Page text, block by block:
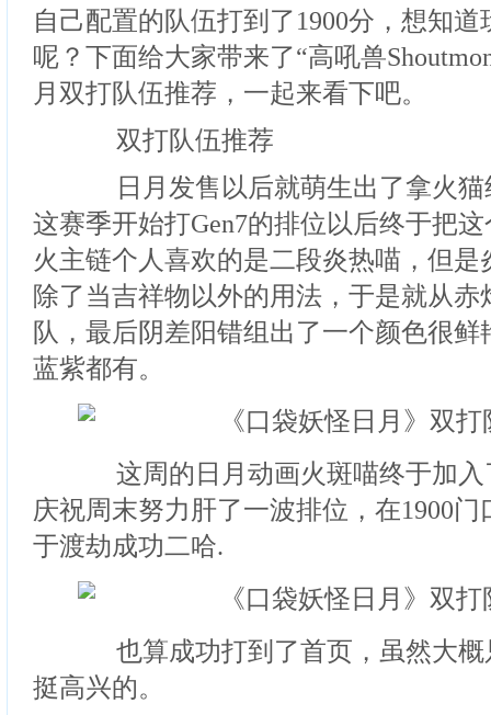
自己配置的队伍打到了1900分，想知
呢？下面给大家带来了“高吼兽
月双打队伍推荐，一起来看下吧。
双打队伍推荐
日月发售以后就萌生出了拿火猫
这赛季开始打Gen7的排位以后终于把
火主链个人喜欢的是二段炎热喵，但是
除了当吉祥物以外的用法，于是就从
队，最后阴差阳错组出了一个颜色很
蓝紫都有。
这周的日月动画火斑喵终于加入
庆祝周末努力肝了一波排位，在1900
于渡劫成功二哈.
也算成功打到了首页，虽然大概
挺高兴的。